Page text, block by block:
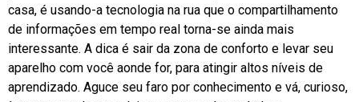
casa, é usando-a tecnologia na rua que o compartilhamento
de informações em tempo real torna-se ainda mais
interessante. A dica é sair da zona de conforto e levar seu
aparelho com você aonde for, para atingir altos níveis de
aprendizado. Aguce seu faro por conhecimento e vá, curioso,